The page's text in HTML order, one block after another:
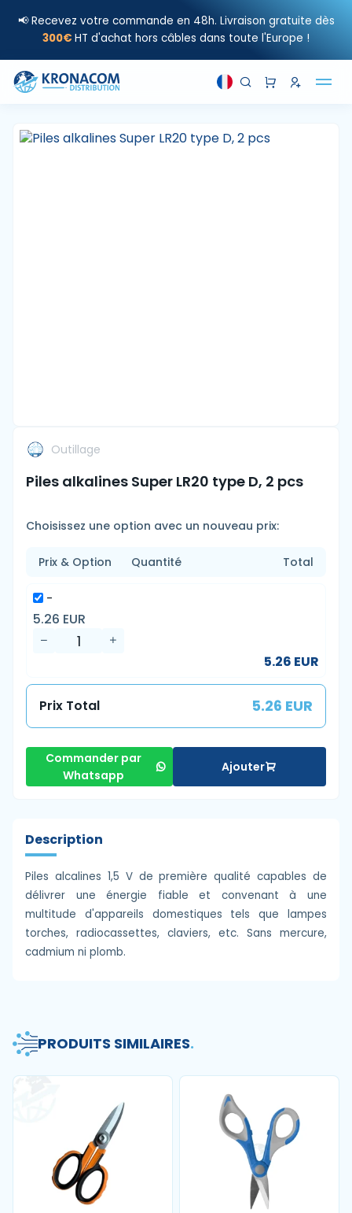
📢 Recevez votre commande en 48h. Livraison gratuite dès
300€ HT d'achat hors câbles dans toute l'Europe !
Outillage
Piles alkalines Super LR20 type D, 2 pcs
Choisissez une option avec un nouveau prix:
Prix & Option Quantité Total
-
5.26 EUR
5.26 EUR
Prix Total 5.26 EUR
Commander par
Whatsapp
Ajouter
Description
Piles alcalines 1,5 V de première qualité capables de
délivrer une énergie fiable et convenant à une
multitude d'appareils domestiques tels que lampes
torches, radiocassettes, claviers, etc. Sans mercure,
cadmium ni plomb.
PRODUITS SIMILAIRES.